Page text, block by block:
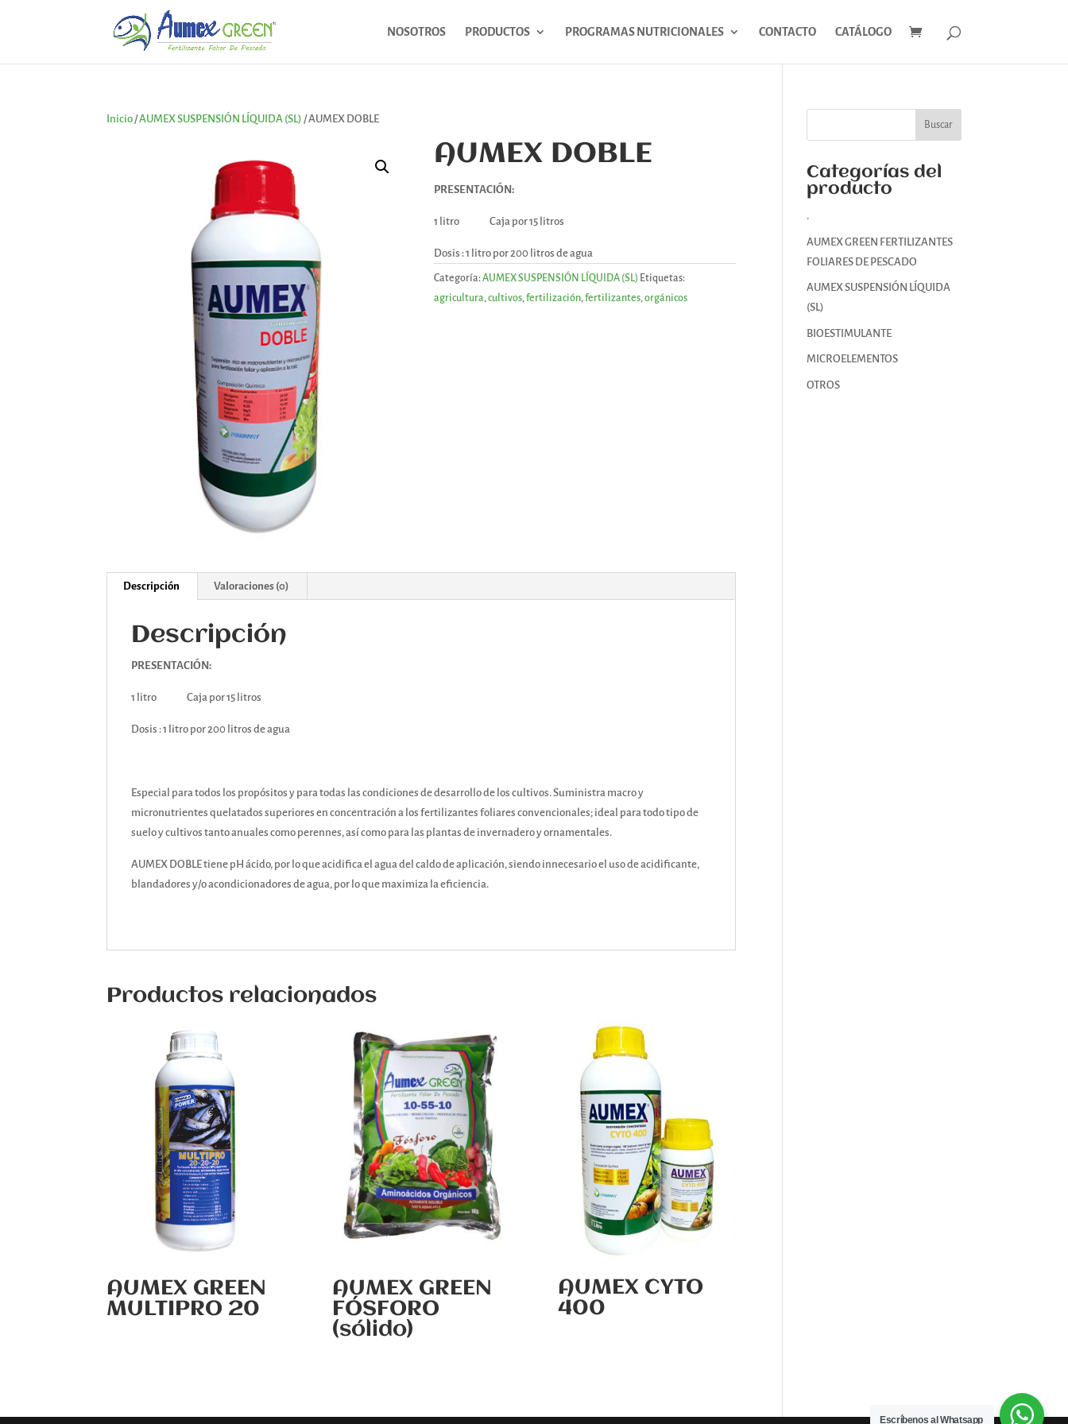
NOSOTROS PRODUCTOS PROGRAMAS NUTRICIONALES CONTACTO CATÁLOGO
Inicio/AUMEX SUSPENSIÓN LÍQUIDA (SL) / AUMEX DOBLE
AUMEX DOBLE
PRESENTACIÓN:
1 litro Caja por 15 litros
Dosis : 1 litro por 200 litros de agua
Categoría:AUMEX SUSPENSIÓN LÍQUIDA (SL) Etiquetas:
agricultura,cultivos,fertilización,fertilizantes,orgánicos
Descripción Valoraciones (0)
Descripción
PRESENTACIÓN:
1 litro Caja por 15 litros
Dosis : 1 litro por 200 litros de agua
Especial para todos los propósitos y para todas las condiciones de desarrollo de los cultivos. Suministra macro y
micronutrientes quelatados superiores en concentración a los fertilizantes foliares convencionales; ideal para todo tipo de
suelo y cultivos tanto anuales como perennes, así como para las plantas de invernadero y ornamentales.
AUMEX DOBLE tiene pH ácido, por lo que acidifica el agua del caldo de aplicación, siendo innecesario el uso de acidificante,
blandadores y/o acondicionadores de agua, por lo que maximiza la eficiencia.
Productos relacionados
AUMEX GREEN
MULTIPRO 20
AUMEX GREEN
FÓSFORO
(sólido)
AUMEX CYTO
400
Categorías del
producto
.
AUMEX GREEN FERTILIZANTES
FOLIARES DE PESCADO
AUMEX SUSPENSIÓN LÍQUIDA
(SL)
BIOESTIMULANTE
MICROELEMENTOS
OTROS
Escríbenos al Whatsapp